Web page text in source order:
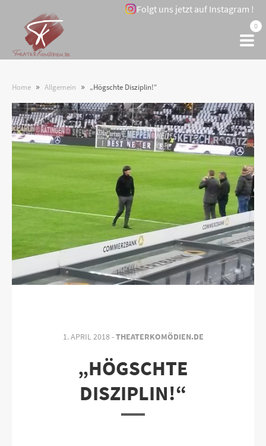
Folgt uns jetzt auf Instagram !
0
Home » Allgemein » „Högschte Disziplin!“
1. APRIL 2018 -THEATERKOMÖDIEN.DE
„HÖGSCHTE
DISZIPLIN!“